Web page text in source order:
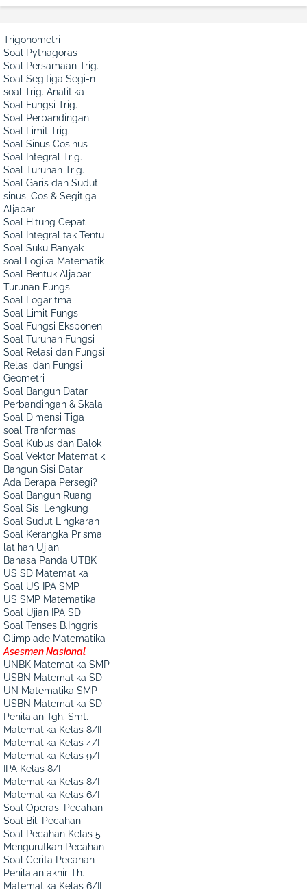
Trigonometri
Soal Pythagoras
Soal Persamaan Trig.
Soal Segitiga Segi-n
soal Trig. Analitika
Soal Fungsi Trig.
Soal Perbandingan
Soal Limit Trig.
Soal Sinus Cosinus
Soal Integral Trig.
Soal Turunan Trig.
Soal Garis dan Sudut
sinus, Cos & Segitiga
Aljabar
Soal Hitung Cepat
Soal Integral tak Tentu
Soal Suku Banyak
soal Logika Matematik
Soal Bentuk Aljabar
Turunan Fungsi
Soal Logaritma
Soal Limit Fungsi
Soal Fungsi Eksponen
Soal Turunan Fungsi
Soal Relasi dan Fungsi
Relasi dan Fungsi
Geometri
Soal Bangun Datar
Perbandingan & Skala
Soal Dimensi Tiga
soal Tranformasi
Soal Kubus dan Balok
Soal Vektor Matematik
Bangun Sisi Datar
Ada Berapa Persegi?
Soal Bangun Ruang
Soal Sisi Lengkung
Soal Sudut Lingkaran
Soal Kerangka Prisma
latihan Ujian
Bahasa Panda UTBK
US SD Matematika
Soal US IPA SMP
US SMP Matematika
Soal Ujian IPA SD
Soal Tenses B.Inggris
Olimpiade Matematika
Asesmen Nasional
UNBK Matematika SMP
USBN Matematika SD
UN Matematika SMP
USBN Matematika SD
Penilaian Tgh. Smt.
Matematika Kelas 8/II
Matematika Kelas 4/I
Matematika Kelas 9/I
IPA Kelas 8/I
Matematika Kelas 8/I
Matematika Kelas 6/I
Soal Operasi Pecahan
Soal Bil. Pecahan
Soal Pecahan Kelas 5
Mengurutkan Pecahan
Soal Cerita Pecahan
Penilaian akhir Th.
Matematika Kelas 6/II